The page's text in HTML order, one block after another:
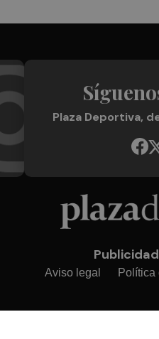
Plaza Deportiva,
Publicidad
Aviso legal Política